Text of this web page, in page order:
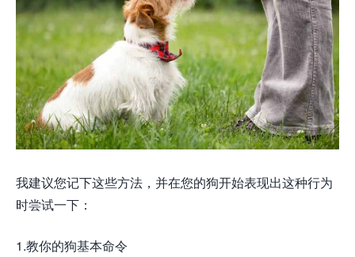
我建议您记下这些方法，并在您的狗开始表现出这种行为
时尝试一下：
1.教你的狗基本命令